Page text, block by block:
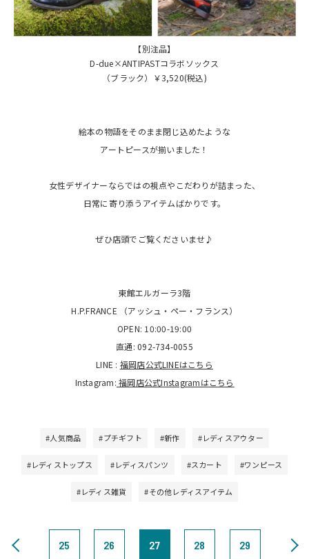
【別注品】
D-due×ANTIPASTコラボソックス
（ブラック）￥3,520(税込)
絵本の物語をそのまま閉じ込めたような
アートピースが揃いました！
女性デザイナーならではの視点やこだわりが詰まった、
日常に寄り添うアイテムばかりです。
ぜひ店頭でご覧くださいませ♪
東館エルガーラ3階
H.P.FRANCE （アッシュ・ペー・フランス）
OPEN: 10:00-19:00
直通: 092-734-0055
LINE : 福岡店公式LINEはこちら
Instagram: 福岡店公式Instagramはこちら
#人気商品 #プチギフト #新作 #レディスアウター
#レディストップス #レディスパンツ #スカート #ワンピース
#レディス雑貨 #その他レディスアイテム
25 26 27 28 29